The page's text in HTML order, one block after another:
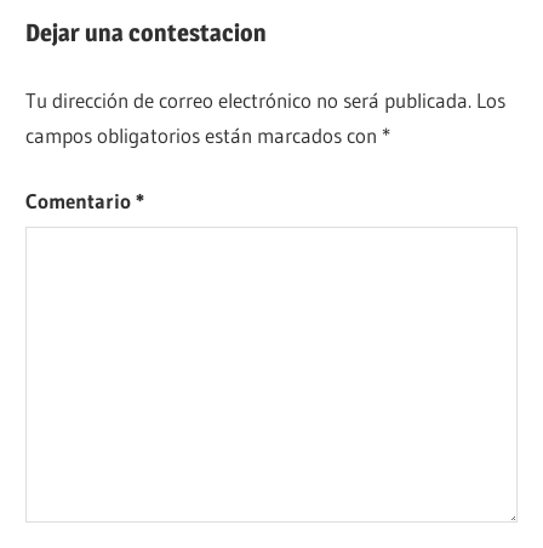
Dejar una contestacion
Tu dirección de correo electrónico no será publicada. Los
campos obligatorios están marcados con *
Comentario*